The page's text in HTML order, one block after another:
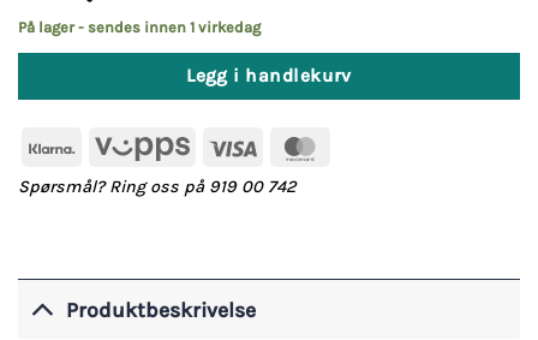
På lager - sendes innen 1 virkedag
Legg i handlekurv
Klarna Vipps Visa
Spørsmål? Ring oss på 919 00 742
Produktbeskrivelse